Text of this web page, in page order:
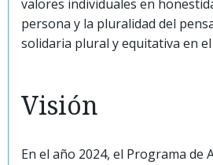
valores individuales en
persona y la pluralidad del
solidaria plural y equitativa en
Visión
En el año 2024, el Programa